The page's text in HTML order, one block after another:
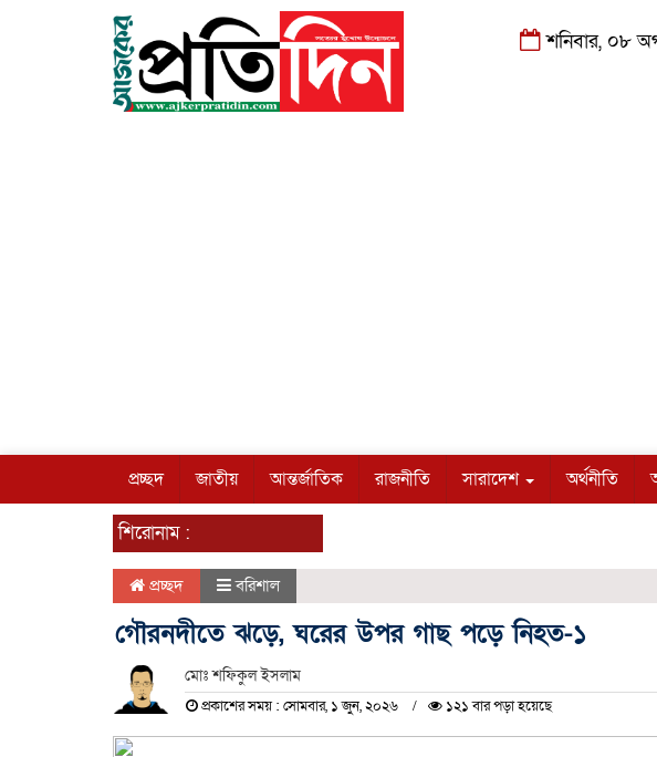
শনিবার, ০৮
প্রচ্ছদ জাতীয় আন্তর্জাতিক রাজনীতি সারাদেশ অর্থনীতি
শিরোনাম :
প্রচ্ছদ বরিশাল
গৌরনদীতে ঝড়ে, ঘরের উপর গাছ পড়ে নিহত-১
মোঃ শফিকুল ইসলাম
প্রকাশের সময় : সোমবার, ১ জুন, ২০২৬ ১২১ বার পড়া হয়েছে